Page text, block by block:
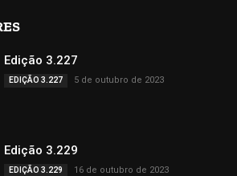
Edição 3.227
EDIÇÃO 3.227 5 de outubro de 2023
Edição 3.229
EDIÇÃO 3.229 16 de outubro de 2023